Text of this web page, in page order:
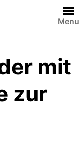
Menu
mit
zur